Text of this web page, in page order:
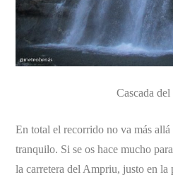
Cascada
En total el recorrido no va más
tranquilo. Si se os hace mucho
la carretera del Ampriu, justo en la